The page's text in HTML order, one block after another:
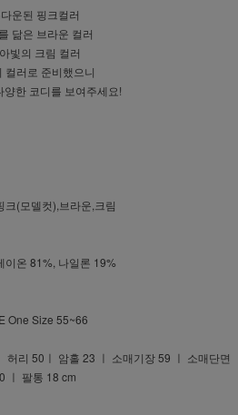
운된 핑크컬러
닮은 브라운 컬러
빛의 크림 컬러
컬러로 준비했으니
양한 코디를 보여주세요!
크(모델컷),브라운,크림
이온 81%, 나일론 19%
One Size 55~66
허리 50ㅣ 암홀 23 ㅣ 소매기장 59 ㅣ 소매단면
ㅣ 팔통 18 cm